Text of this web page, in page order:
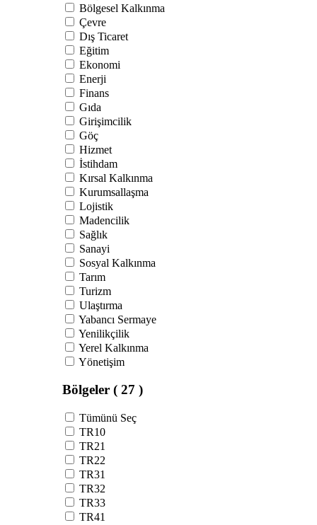
Bölgesel Kalkınma
Çevre
Dış Ticaret
Eğitim
Ekonomi
Enerji
Finans
Gıda
Girişimcilik
Göç
Hizmet
İstihdam
Kırsal Kalkınma
Kurumsallaşma
Lojistik
Madencilik
Sağlık
Sanayi
Sosyal Kalkınma
Tarım
Turizm
Ulaştırma
Yabancı Sermaye
Yenilikçilik
Yerel Kalkınma
Yönetişim
Bölgeler ( 27 )
Tümünü Seç
TR10
TR21
TR22
TR31
TR32
TR33
TR41